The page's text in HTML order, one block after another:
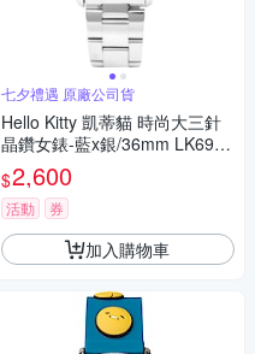
七夕禮遇 原廠公司貨
Hello Kitty 凱蒂貓 時尚大三針
晶鑽女錶-藍x銀/36mm LK691L
WNA 七夕寵愛季 送禮推薦
$2,600
活動 券
加入購物車